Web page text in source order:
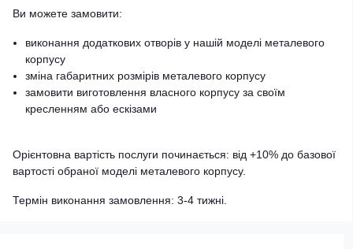
Ви можете замовити:
виконання додаткових отворів у нашій моделі металевого
корпусу
зміна габаритних розмірів металевого корпусу
замовити виготовлення власного корпусу за своїм
кресленням або ескізами
Орієнтовна вартість послуги починається: від +10% до базової
вартості обраної моделі металевого корпусу.
Термін виконання замовлення: 3-4 тижні.